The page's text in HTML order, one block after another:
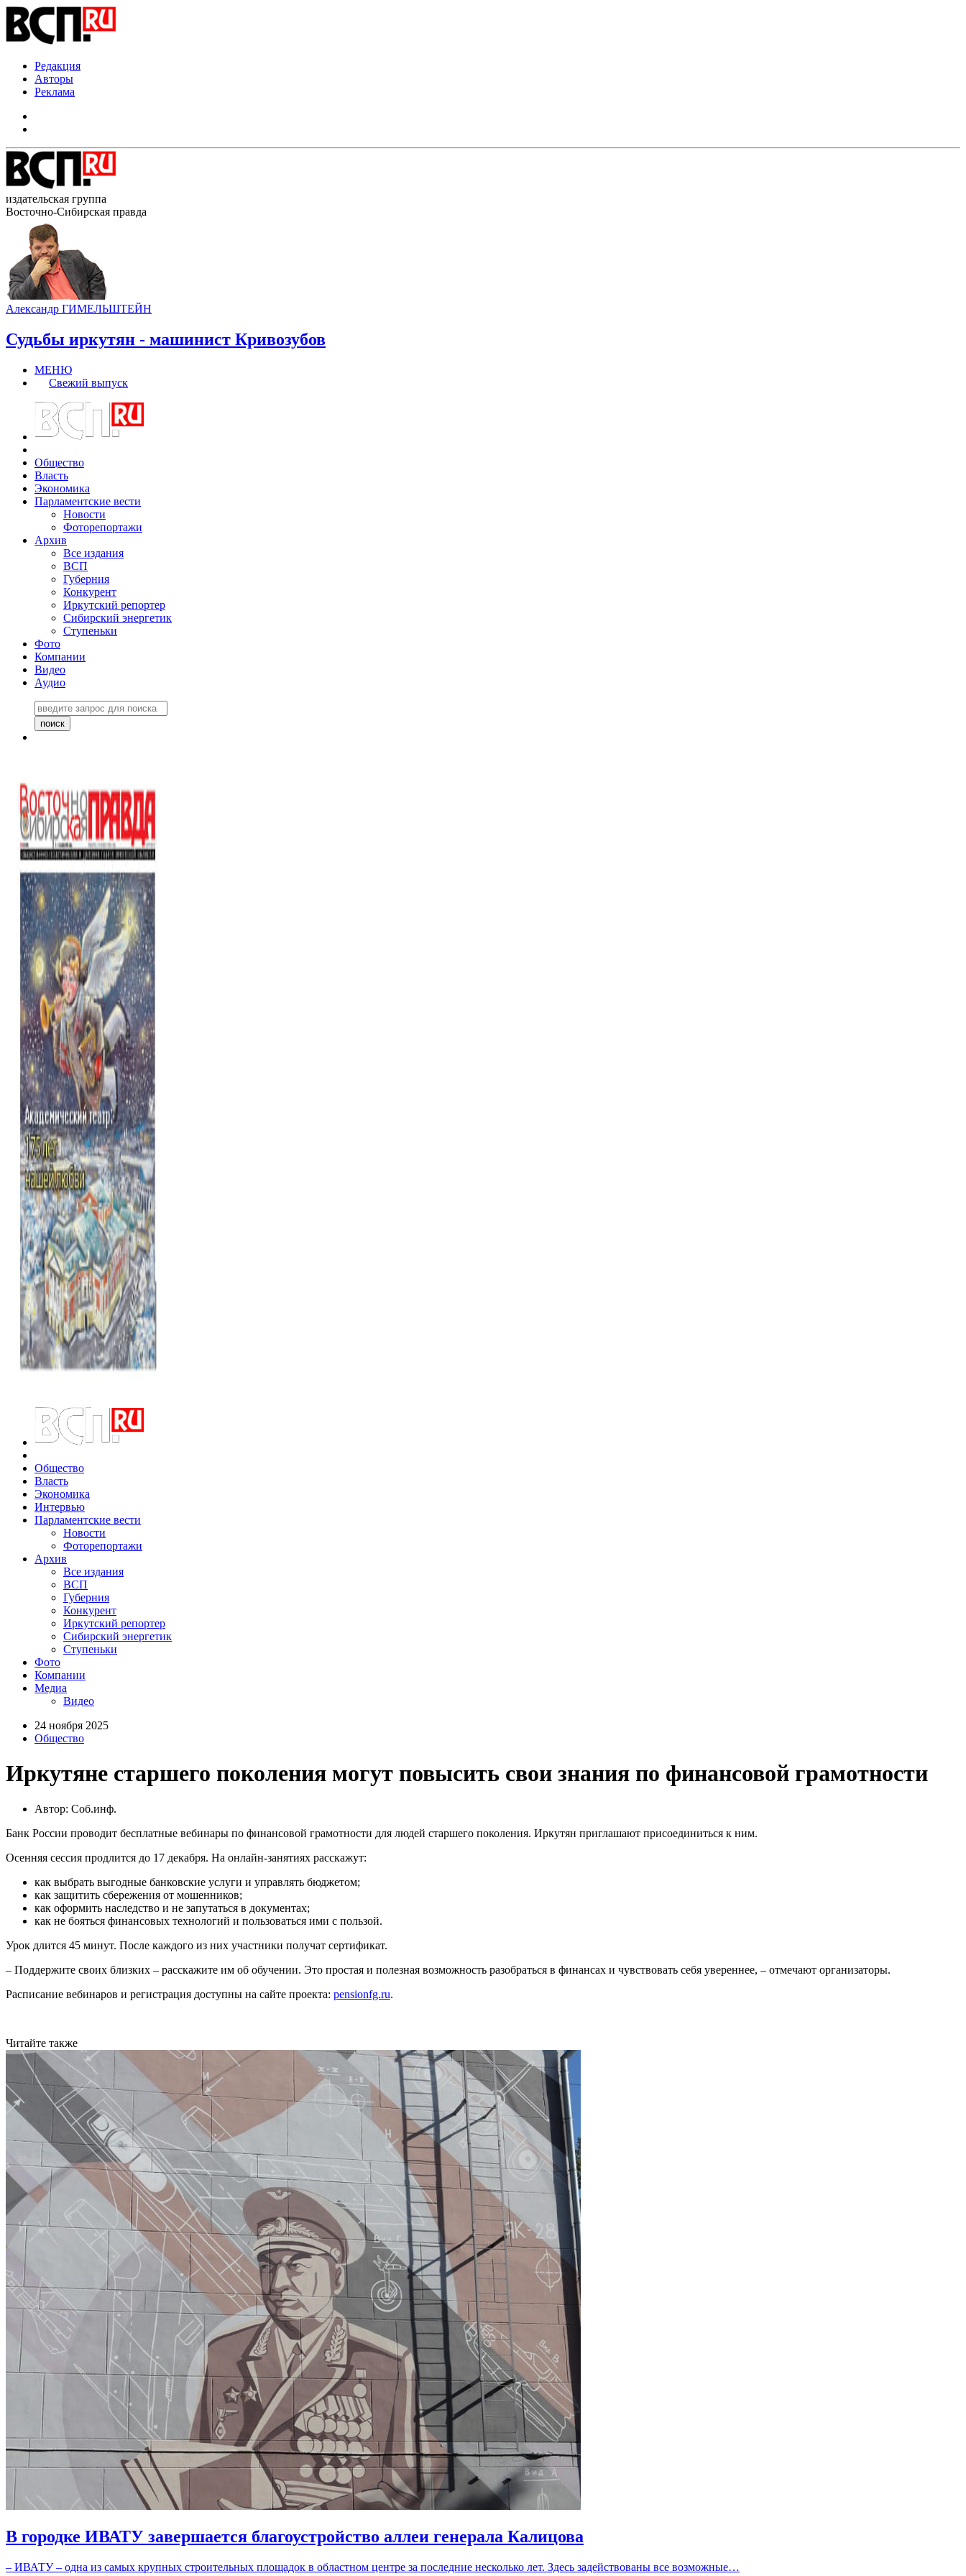
Редакция
Авторы
Реклама
издательская группа
Восточно-Сибирская правда
Александр ГИМЕЛЬШТЕЙН
Судьбы иркутян - машинист Кривозубов
МЕНЮ
Свежий выпуск
Общество
Власть
Экономика
Парламентские вести
Новости
Фоторепортажи
Архив
Все издания
ВСП
Губерния
Конкурент
Иркутский репортер
Сибирский энергетик
Ступеньки
Фото
Компании
Видео
Аудио
Общество
Власть
Экономика
Интервью
Парламентские вести
Новости
Фоторепортажи
Архив
Все издания
ВСП
Губерния
Конкурент
Иркутский репортер
Сибирский энергетик
Ступеньки
Фото
Компании
Медиа
Видео
24 ноября 2025
Общество
Иркутяне старшего поколения могут повысить свои знания по финансовой грамотности
Автор: Соб.инф.
Банк России проводит бесплатные вебинары по финансовой грамотности для людей старшего поколения. Иркутян приглашают присоединиться к ним.
Осенняя сессия продлится до 17 декабря. На онлайн-занятиях расскажут:
как выбрать выгодные банковские услуги и управлять бюджетом;
как защитить сбережения от мошенников;
как оформить наследство и не запутаться в документах;
как не бояться финансовых технологий и пользоваться ими с пользой.
Урок длится 45 минут. После каждого из них участники получат сертификат.
– Поддержите своих близких – расскажите им об обучении. Это простая и полезная возможность разобраться в финансах и чувствовать себя увереннее, – отмечают организаторы.
Расписание вебинаров и регистрация доступны на сайте проекта: pensionfg.ru.
Читайте также
В городке ИВАТУ завершается благоустройство аллеи генерала Калицова
– ИВАТУ – одна из самых крупных строительных площадок в областном центре за последние несколько лет. Здесь задействованы все возможные…